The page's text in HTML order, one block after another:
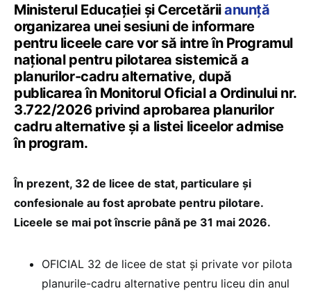
Ministerul Educației și Cercetăriianunță
organizarea unei sesiuni de informare
pentru liceele care vor să intre în Programul
național pentru pilotarea sistemică a
planurilor-cadru alternative, după
publicarea în Monitorul Oficial a Ordinului nr.
3.722/2026 privind aprobarea planurilor
cadru alternative și a listei liceelor admise
în program.
În prezent, 32 de licee de stat, particulare și
confesionale au fost aprobate pentru pilotare.
Liceele se mai pot înscrie până pe 31 mai 2026.
OFICIAL 32 de licee de stat și private vor pilota
planurile-cadru alternative pentru liceu din anul